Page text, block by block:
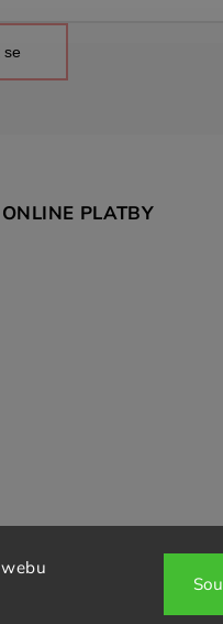
se
PLATBY